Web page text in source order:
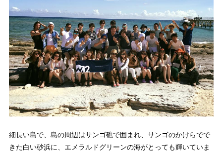
細長い島で、島の周辺はサンゴ礁で囲まれ、サンゴのかけらでで
きた白い砂浜に、エメラルドグリーンの海がとっても輝いていま